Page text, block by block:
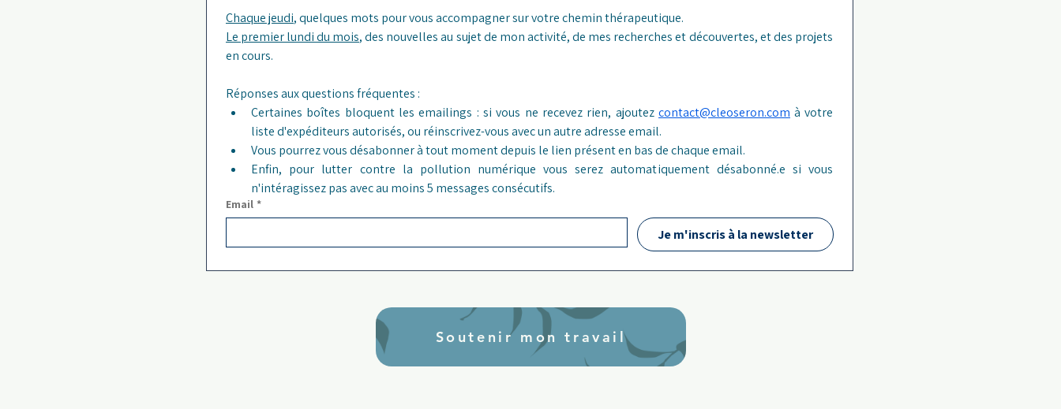
Chaque jeudi, quelques mots pour vous accompagner sur votre chemin thérapeutique.
Le premier lundi du mois, des nouvelles au sujet de mon activité, de mes recherches et découvertes, et des projets
Certaines boîtes bloquent les emailings : si vous ne recevez rien, ajoutez contact@cleoseron.com à votre
liste d'expéditeurs autorisés, ou réinscrivez-vous avec un autre adresse email.
Vous pourrez vous désabonner à tout moment depuis le lien présent en bas de chaque email.
Enfin, pour lutter contre la pollution numérique vous serez automatiquement désabonné.e si vous
n'intéragissez pas avec au moins 5 messages consécutifs.
Email *
Je m'inscris à la newsletter
Soutenir mon travail